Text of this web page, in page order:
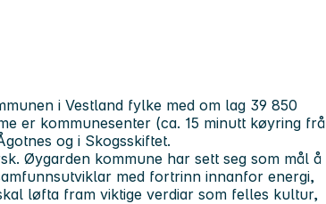
i Vestland fylke med om lag 39 850
er kommunesenter (ca. 15 minutt køyring frå
og i Skogsskiftet.
Øygarden kommune har sett seg som mål å
med fortrinn innanfor energi,
løfta fram viktige verdiar som felles kultur,